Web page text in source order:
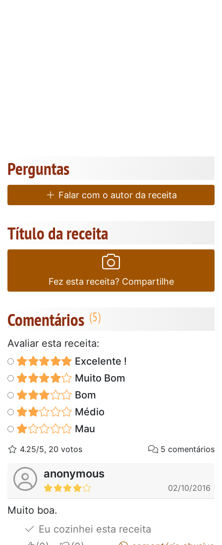
Perguntas
Falar com o autor da receita
Título da receita
Fez esta receita? Compartilhe
Comentários
Avaliar esta receita:
Excelente !
Muito Bom
Bom
Médio
Mau
4.25/5, 20 votos 5 comentários
anonymous
02/10/2016
Muito boa.
Eu cozinhei esta receita